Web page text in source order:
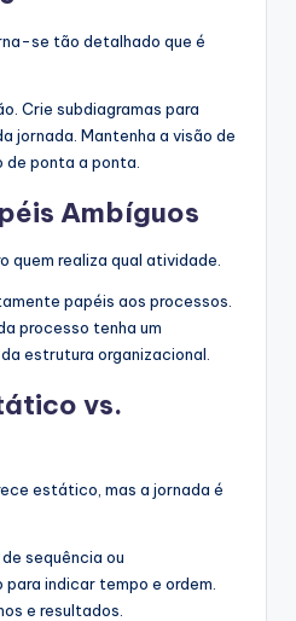
se tão detalhado que é
Crie subdiagramas para
jornada. Mantenha a visão de
ponta a ponta.
Ambíguos
quem realiza qual atividade.
papéis aos processos.
processo tenha um
estrutura organizacional.
vs.
estático, mas a jornada é
sequência ou
indicar tempo e ordem.
e resultados.